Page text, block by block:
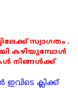
സ്വാഗതം .
കഴിയുമ്പോൾ
നിങ്ങൾക്ക്
ക്ലിക്ക്